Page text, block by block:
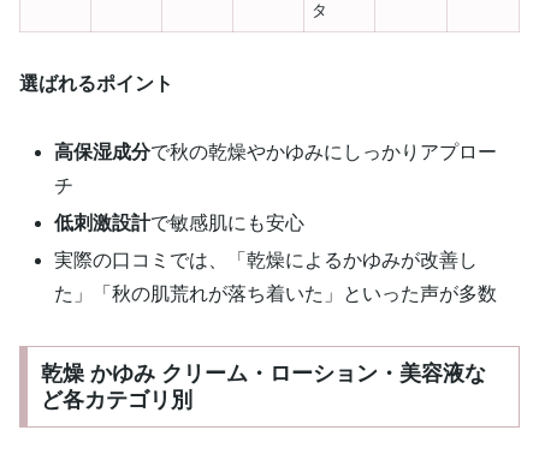
タ
選ばれるポイント
高保湿成分で秋の乾燥やかゆみにしっかりアプロー
チ
低刺激設計で敏感肌にも安心
実際の口コミでは、「乾燥によるかゆみが改善し
た」「秋の肌荒れが落ち着いた」といった声が多数
乾燥 かゆみ クリーム・ローション・美容液な
ど各カテゴリ別